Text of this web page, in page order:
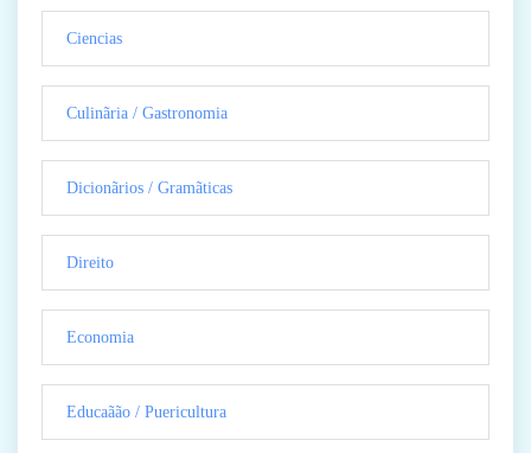
Ciencias
Culinãria / Gastronomia
Dicionãrios / Gramãticas
Direito
Economia
Educaãão / Puericultura